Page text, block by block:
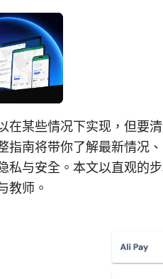
在某些情况下实现，但要
指南将带你了解最新情况
私与安全。本文以直观的
教师。